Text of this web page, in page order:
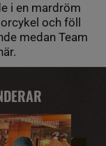
i en mardröm
och föll
medan Team